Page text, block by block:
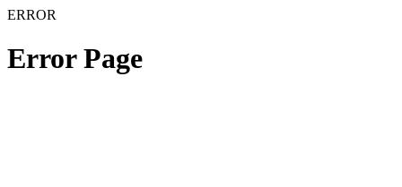
ERROR
Error Page